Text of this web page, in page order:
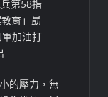
第58指
育」勗
加油打
的壓力，無